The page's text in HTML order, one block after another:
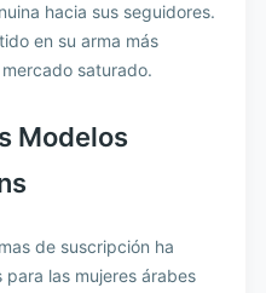
hacia sus seguidores.
en su arma más
saturado.
Modelos
de suscripción ha
las mujeres árabes